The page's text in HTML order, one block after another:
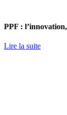
PPF :
Lire la suite